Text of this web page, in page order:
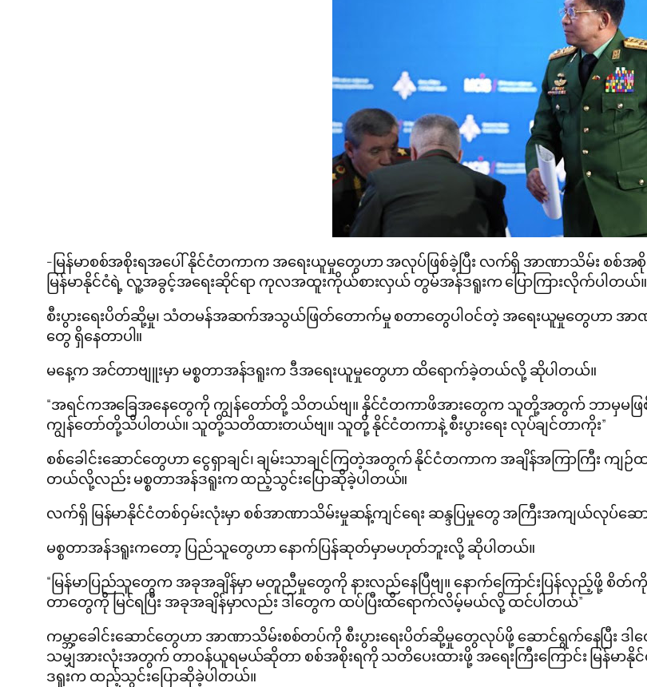
-မြန်မာစစ်အစိုးရအပေါ် နိုင်ငံတကာက အရေးယူမှုတွေဟာ အလုပ်ဖြစ်ခဲ့ပြီး လက်ရှိ အာဏာသိမ်း စ
မြန်မာနိုင်ငံရဲ့ လူ့အခွင့်အရေးဆိုင်ရာ ကုလအထူးကိုယ်စားလှယ် တွမ်အန်ဒရူးက ပြောကြားလိုက်ပါတယ်။
စီးပွားရေးပိတ်ဆို့မှု၊ သံတမန်အဆက်အသွယ်ဖြတ်တောက်မှု စတာတွေပါဝင်တဲ့ အရေးယူမှုတွေဟာ အာဏာ
တွေ ရှိနေတာပါ။
မနေ့က အင်တာဗျူးမှာ မစ္စတာအန်ဒရူးက ဒီအရေးယူမှုတွေဟာ ထိရောက်ခဲ့တယ်လို့ ဆိုပါတယ်။
“အရင်ကအခြေအနေတွေကို ကျွန်တော်တို့ သိတယ်ဗျ။ နိုင်ငံတကာဖိအားတွေက သူတို့အတွက် ဘာမှမဖြ
ကျွန်တော်တို့သိပါတယ်။ သူတို့​သတိထားတယ်ဗျ။ သူတို့ နိုင်ငံတကာနဲ့ စီးပွားရေး လုပ်ချင်တာကိုး”
စစ်ခေါင်းဆောင်တွေဟာ ငွေရှာချင်၊ ချမ်းသာချင်ကြတဲ့အတွက် နိုင်ငံတကာက အချိန်အကြာကြီး
တယ်လို့လည်း မစ္စတာအန်ဒရူးက ထည့်သွင်းပြောဆိုခဲ့ပါတယ်။
လက်ရှိ မြန်မာနိုင်ငံတစ်ဝှမ်းလုံးမှာ စစ်အာဏာသိမ်းမှုဆန့်ကျင်ရေး ဆန္ဒပြမှုတွေ အကြီးအကျယ်လုပ်ဆ
မစ္စတာအန်ဒရူးကတော့ ပြည်သူတွေဟာ နောက်ပြန်ဆုတ်မှာမဟုတ်ဘူးလို့ ဆိုပါတယ်။
“မြန်မာပြည်သူတွေက အခုအချိန်မှာ မတူညီမှုတွေကို နားလည်နေပြီဗျ။ နောက်ကြောင်းပြန်လှည့်ဖို့
တာတွေကို မြင်ရပြီး အခုအချိန်မှာလည်း ဒါတွေက ထပ်ပြီးထိရောက်လိမ့်မယ်လို့ ထင်ပါတယ်”
ကမ္ဘာ့ခေါင်းဆောင်တွေဟာ အာဏာသိမ်းစစ်တပ်ကို စီးပွားရေးပိတ်ဆို့မှုတွေလုပ်ဖို့ ဆောင်ရွက်နေပြီး
သမျှအားလုံးအတွက် တာဝန်ယူရမယ်ဆိုတာ စစ်အစိုးရကို သတိပေးထားဖို့ အရေးကြီးကြောင်း မြန်
ဒရူးက ထည့်သွင်းပြောဆိုခဲ့ပါတယ်။